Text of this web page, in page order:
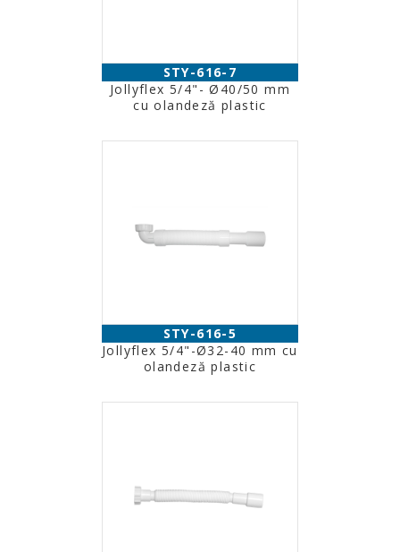
STY-616-7
Jollyflex 5/4"- Ø40/50 mm
cu olandeză plastic
STY-616-5
Jollyflex 5/4"-Ø32-40 mm cu
olandeză plastic